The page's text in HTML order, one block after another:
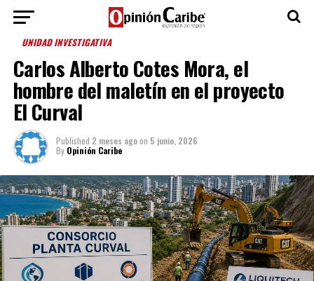
UNIDAD INVESTIGATIVA
Carlos Alberto Cotes Mora, el
hombre del maletín en el proyecto
El Curval
Published 2 meses agoon 5 junio, 2026
By Opinión Caribe